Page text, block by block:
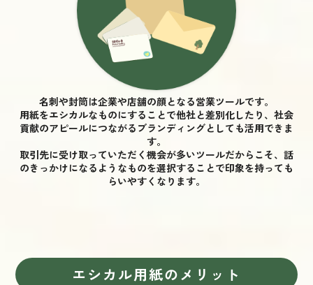
名刺や封筒は企業や店舗の顔となる営業ツールです。
用紙をエシカルなものにすることで他社と差別化したり、社会
貢献のアピールにつながるブランディングとしても活用できま
す。
取引先に受け取っていただく機会が多いツールだからこそ、話
のきっかけになるようなものを選択することで印象を持っても
らいやすくなります。
エシカル用紙のメリット